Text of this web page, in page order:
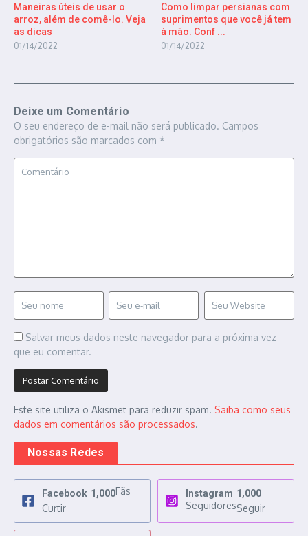
Maneiras úteis de usar o
arroz, além de comê-lo. Veja
as dicas
01/14/2022
Como limpar persianas com
suprimentos que você já tem
à mão. Conf ...
01/14/2022
Deixe um Comentário
O seu endereço de e-mail não será publicado. Campos
obrigatórios são marcados com *
Salvar meus dados neste navegador para a próxima vez
que eu comentar.
Este site utiliza o Akismet para reduzir spam. Saiba como seus
dados em comentários são processados.
Nossas Redes
Facebook 1,000Fãs
Curtir
Instagram 1,000
SeguidoresSeguir